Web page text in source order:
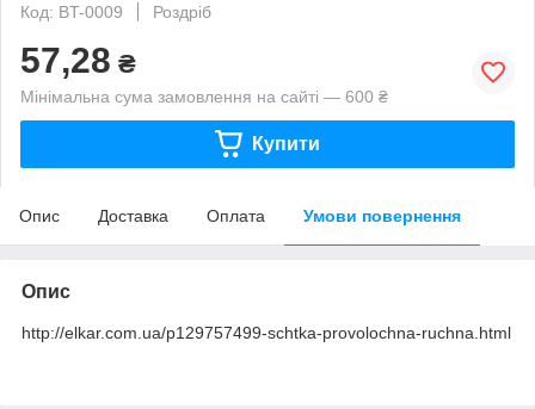
Код: BT-0009
Роздріб
57,28 ₴
Мінімальна сума замовлення на сайті — 600 ₴
Купити
Опис Доставка Оплата Умови повернення
Опис
http://elkar.com.ua/p129757499-schtka-provolochna-ruchna.html